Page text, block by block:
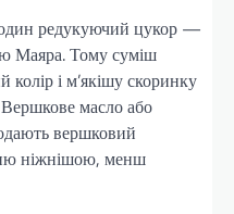
редукуючий цукор —
Маяра. Тому суміш
і м’якішу скоринку
масло або
вершковий
ніжнішою, менш